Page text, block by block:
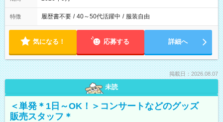
特徴 履歴書不要 / 40～50代活躍中 / 服装自由
気になる！ 応募する 詳細へ
掲載日：2026.08.07
未読
＜単発＊1日～OK！＞コンサートなどのグッズ
販売スタッフ＊